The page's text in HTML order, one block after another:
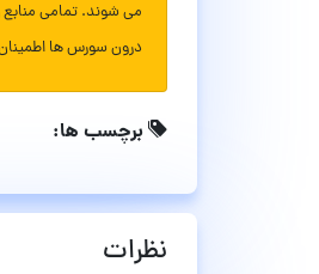
می شوند. تمامی
درون سورس ها
برچسب ها:
نظرات